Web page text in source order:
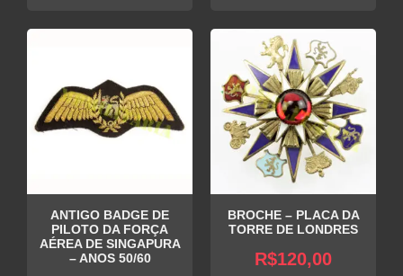
ANTIGO BADGE DE
PILOTO DA FORÇA
AÉREA DE SINGAPURA
– ANOS 50/60
BROCHE – PLACA DA
TORRE DE LONDRES
R$120,00